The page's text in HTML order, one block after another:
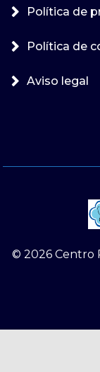
Política de
Política de
Aviso legal
© 2026 Centro